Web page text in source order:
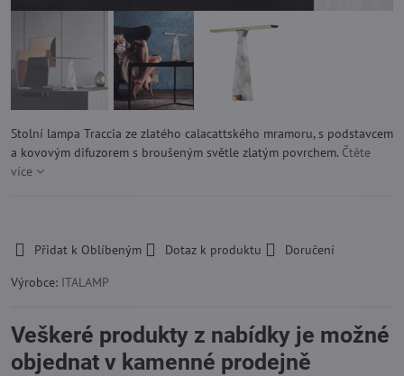
Stolní lampa Traccia ze zlatého calacattského mramoru, s podstavcem
a kovovým difuzorem s broušeným světle zlatým povrchem. Čtěte
více
Přidat k Oblíbeným
Dotaz k produktu
Doručení
Výrobce: ITALAMP
Veškeré produkty z nabídky je možné
objednat v kamenné prodejně